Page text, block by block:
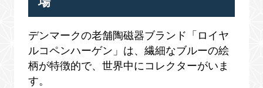
デンマークの老舗陶磁器ブランド「ロイヤ
ルコペンハーゲン」は、繊細なブルーの絵
柄が特徴的で、世界中にコレクターがいま
す。